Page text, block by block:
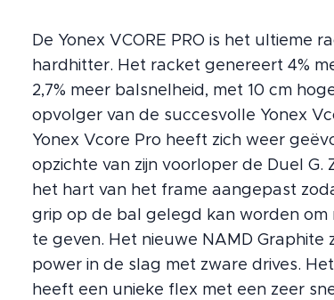
De Yonex VCORE PRO is het ultieme
hardhitter. Het racket genereert 4%
2,7% meer balsnelheid, met 10 cm
opvolger van de succesvolle Yonex
Yonex Vcore Pro heeft zich weer
opzichte van zijn voorloper de Duel G.
het hart van het frame aangepast
grip op de bal gelegd kan worden om
te geven. Het nieuwe NAMD Graphite
power in de slag met zware drives.
heeft een unieke flex met een zeer